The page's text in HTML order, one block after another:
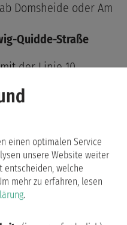
Domsheide oder Am
Quidde-Straße
der Linie 10
Linie 25
vor dem
Beschilderung.
einen optimalen Service
unsere Website weiter
entscheiden, welche
mehr zu erfahren, lesen
.